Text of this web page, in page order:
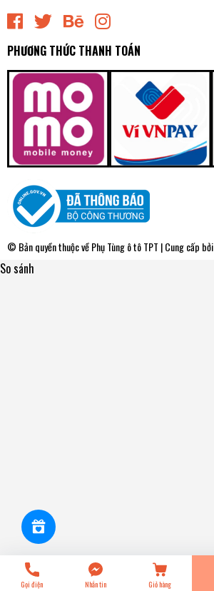
PHƯƠNG THỨC THANH TOÁN
© Bản quyền thuộc vềPhụ Tùng ô tô TPT | Cung cấp bởi
So sánh
Tiến Hành Thanh Toán
Gọi điện Nhắn tin Giỏ hàng